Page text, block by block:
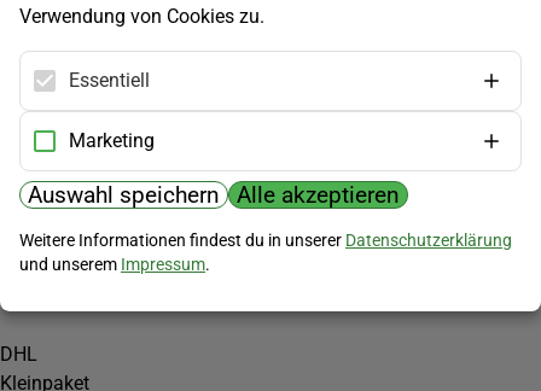
Hilfe
Kundenservice
Widerrufsbelehrung
Versandkosten
Zahlungsmöglichkeiten
PayPal
Vorkasse
Versand
DHL
Kleinpaket
Verwendung von Cookies zu.
Essentiell
Marketing
Auswahl speichern Alle akzeptieren
Weitere Informationen findest du in unserer Datenschutzerklärung
und unserem Impressum.